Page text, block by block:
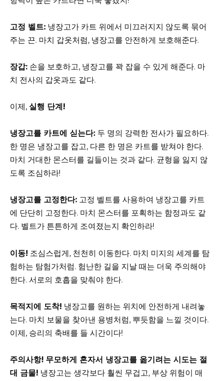
고정 벨트: 냉장고가 카트 위에서 미끄러지지 않도록 묶어
주는 끈. 마치 갑옷처럼, 냉장고를 안전하게 보호해준다.
장갑: 손을 보호하고, 냉장고를 꽉 잡을 수 있게 해준다. 마
치 전사의 갑옷과도 같다.
이제, 실행 단계!
냉장고를 카트에 싣는다: 두 명의 강력한 전사가 필요하다.
한 명은 냉장고를 잡고, 다른 한 명은 카트를 받쳐야 한다.
마치 거대한 몬스터를 길들이는 것과 같다. 균형을 잃지 않
도록 조심하라!
냉장고를 고정한다: 고정 벨트를 사용하여 냉장고를 카트
에 단단히 고정한다. 마치 몬스터를 포획하는 함정과도 같
다. 벨트가 튼튼하게 조여졌는지 확인하라!
이동! 조심스럽게, 천천히 이동한다. 마치 미지의 세계를 탐
험하는 탐험가처럼. 험난한 길을 지날 때는 더욱 주의해야
한다. 서로의 호흡을 맞춰야 한다.
목적지에 도착! 냉장고를 원하는 위치에 안전하게 내려놓
는다. 마치 보물을 찾아낸 용병처럼, 뿌듯함을 느낄 것이다.
이제, 승리의 축배를 들 시간이다!
주의사항! 무모하게 혼자서 냉장고를 옮기려는 시도는 절
대 금물! 냉장고는 생각보다 훨씬 무겁고, 부상 위험이 매